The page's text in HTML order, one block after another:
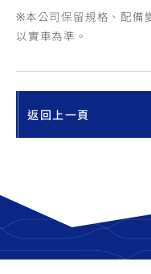
※本公司保留規格、配備
以實車為準。
返回上一頁